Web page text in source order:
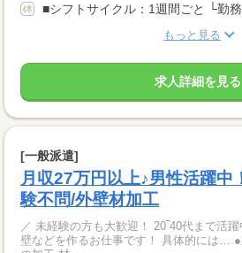
■シフトサイクル：1週間ごと └勤務
もっと見る
求人詳細を見る
[一般派遣]
月収27万円以上♪男性活躍
験不問/外壁材加工
／ 未経験の方も大歓迎！ 20‾40代まで活躍中です！
壁などを作るお仕事です！ 具体的には… ●加工 外壁材のコーナー部